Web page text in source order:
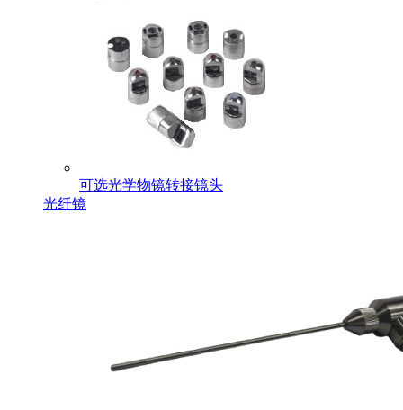
可选光学物镜转接镜头
光纤镜